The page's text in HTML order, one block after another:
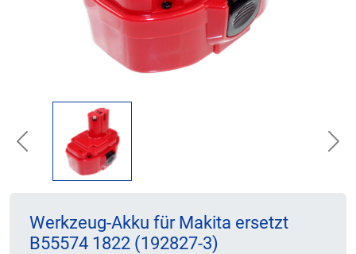
Previous
Werkzeug-Akku für Makita ersetzt
B55574 1822 (192827-3)